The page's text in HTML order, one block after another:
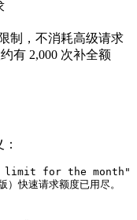
制，不消耗高级请求
有 2,000 次补全额
limit for the month"
快速请求额度已用尽。